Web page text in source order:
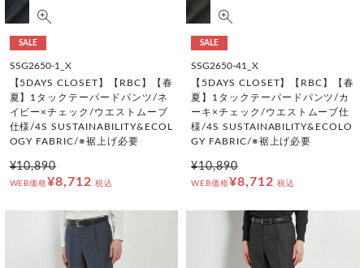
SALE
SSG2650-1_X
【5DAYS CLOSET】【RBC】【春
夏】1タックテーパードパンツ/ネ
イビー×チェック/ウエストムーブ
仕様/4S SUSTAINABILITY&ECOL
OGY FABRIC/※裾上げ必要
¥10,890
WEB価格¥8,712 税込
SALE
SSG2650-41_X
【5DAYS CLOSET】【RBC】【春
夏】1タックテーパードパンツ/カ
ーキ×チェック/ウエストムーブ仕
様/4S SUSTAINABILITY&ECOLO
GY FABRIC/※裾上げ必要
¥10,890
WEB価格¥8,712 税込